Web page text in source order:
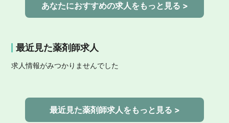
あなたにおすすめの求人をもっと見る >
最近見た薬剤師求人
求人情報がみつかりませんでした
最近見た薬剤師求人をもっと見る >